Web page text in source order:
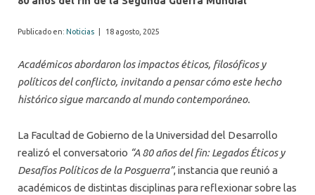
Publicado en: Noticias 18 agosto, 2025
Académicos abordaron los impactos éticos, filosóficos y
políticos del conflicto, invitando a pensar cómo este hecho
histórico sigue marcando al mundo contemporáneo.
La Facultad de Gobierno de la Universidad del Desarrollo
realizó el conversatorio “A 80 años del fin: Legados Éticos y
Desafíos Políticos de la Posguerra”, instancia que reunió a
académicos de distintas disciplinas para reflexionar sobre las